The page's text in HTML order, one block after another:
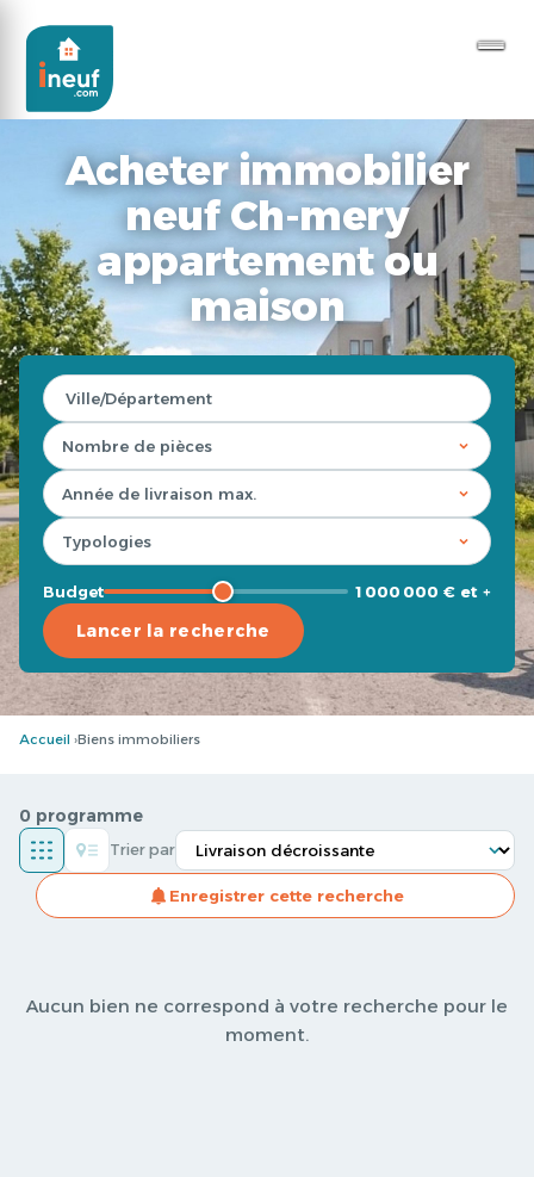
Acheter immobilier
neuf Ch-mery
appartement ou
maison
Budget 1 000 000 € et +
Lancer la recherche
Accueil Biens immobiliers
0 programme
Enregistrer cette recherche
Trier par
Aucun bien ne correspond à votre recherche pour le
moment.